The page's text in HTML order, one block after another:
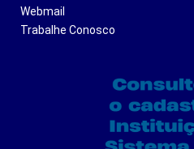
Webmail
Trabalhe Conosco